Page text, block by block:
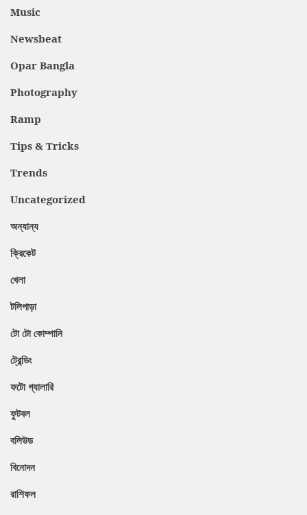
Music
Newsbeat
Opar Bangla
Photography
Ramp
Tips & Tricks
Trends
Uncategorized
অন্যান্য
ক্রিকেট
খেলা
টলিপাড়া
টো টো কোম্পানি
ট্রেন্ডিং
ফটো গ্যালারি
ফুটবল
বলিউড
বিনোদন
রাশিফল